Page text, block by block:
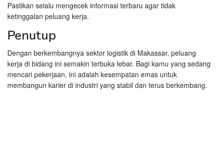
Pastikan selalu mengecek informasi terbaru agar tidak
ketinggalan peluang kerja.
Penutup
Dengan berkembangnya sektor logistik di Makassar, peluang
kerja di bidang ini semakin terbuka lebar. Bagi kamu yang sedang
mencari pekerjaan, ini adalah kesempatan emas untuk
membangun karier di industri yang stabil dan terus berkembang.